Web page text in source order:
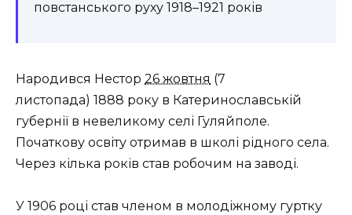
повстанського руху 1918–1921 років
Народився Нестор 26 жовтня (7
листопада) 1888 року в Катеринославській
губернії в невеликому селі Гуляйполе.
Початкову освіту отримав в школі рідного села.
Через кілька років став робочим на заводі.
У 1906 році став членом в молодіжному гуртку